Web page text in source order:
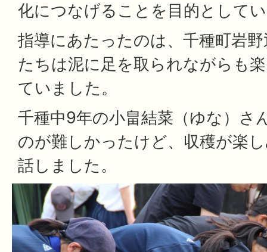
化につなげることを目的として
指導にあたったのは、千種町岩
たちは泥に足を取られながらも
ていました。
千種中9年の小畠結菜（ゆな）さ
のが難しかったけど、収穫が楽
話しました。